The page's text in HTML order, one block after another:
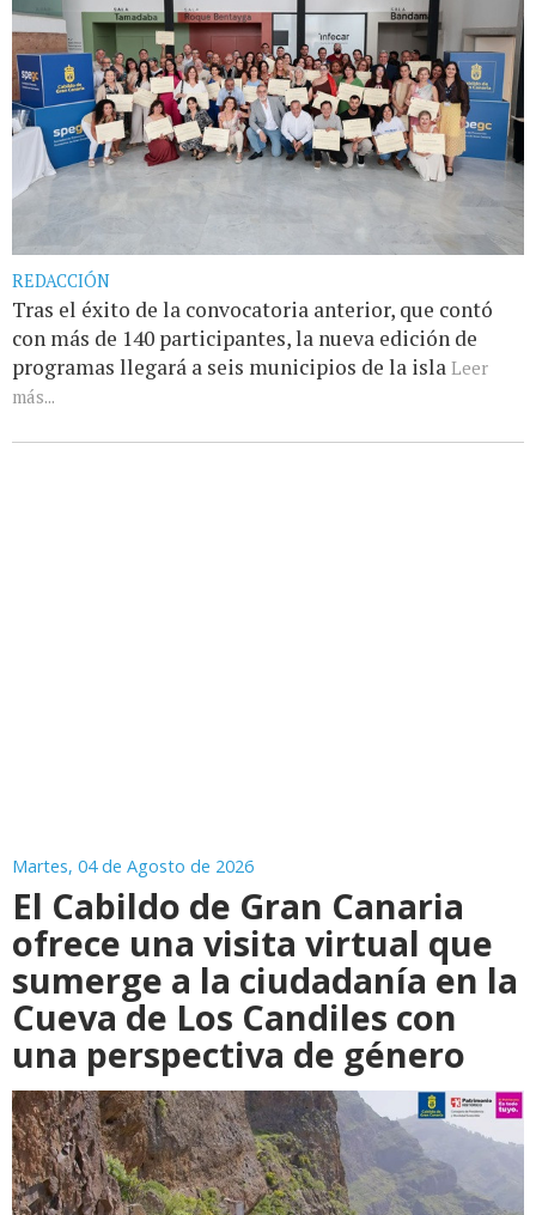
REDACCIÓN
Tras el éxito de la convocatoria anterior, que contó
con más de 140 participantes, la nueva edición de
programas llegará a seis municipios de la isla Leer
más...
Martes, 04 de Agosto de 2026
El Cabildo de Gran Canaria
ofrece una visita virtual que
sumerge a la ciudadanía en la
Cueva de Los Candiles con
una perspectiva de género